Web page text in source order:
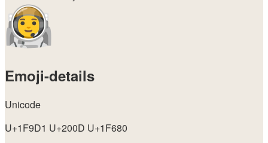
Emoji-details
Unicode
U+1F9D1 U+200D U+1F680